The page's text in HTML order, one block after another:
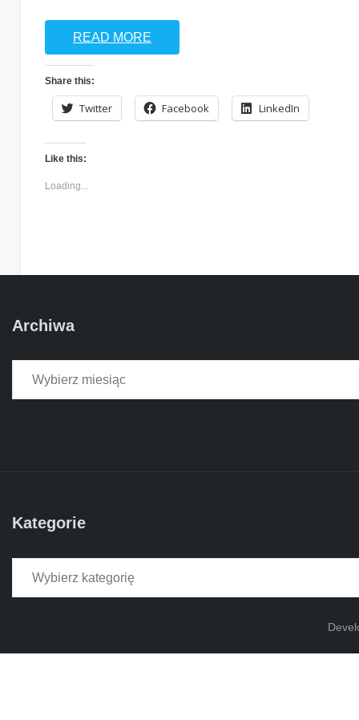
READ MORE
Share this:
Twitter Facebook LinkedIn
Like this:
Loading...
Archiwa
Kategorie
Kategorie